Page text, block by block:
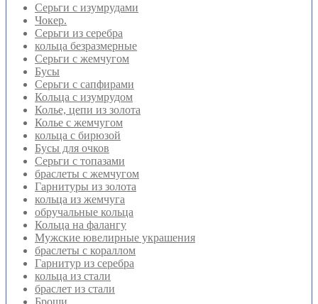
Серьги с изумрудами
Чокер.
Серьги из серебра
кольца безразмерные
Серьги с жемчугом
Бусы
Серьги с сапфирами
Кольца с изумрудом
Колье, цепи из золота
Колье с жемчугом
кольца с бирюзой
Бусы для очков
Серьги с топазами
браслеты с жемчугом
Гарнитуры из золота
кольца из жемчуга
обручальные кольца
Кольца на фалангу
Мужские ювелирные украшения
браслеты с кораллом
Гарнитур из серебра
кольца из стали
браслет из стали
Броши